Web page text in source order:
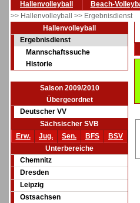
Hallenvolleyball Beach-
>> Hallenvolleyball >> Ergebnisdienst
Hallenvolleyball
Ergebnisdienst
Mannschaftssuche
Historie
Saison 2009/2010
Übergeordnet
Deutscher VV
Sächsischer SVB
Erw.
Jug. Sen. BFS
BSV
Unterbereiche
Chemnitz
Dresden
Leipzig
Ostsachsen